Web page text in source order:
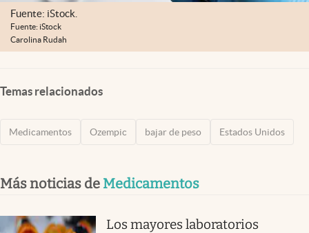
Fuente: iStock.
Fuente: iStock
Carolina Rudah
Temas relacionados
Medicamentos Ozempic bajar de peso Estados Unidos
Más noticias de Medicamentos
Los mayores laboratorios